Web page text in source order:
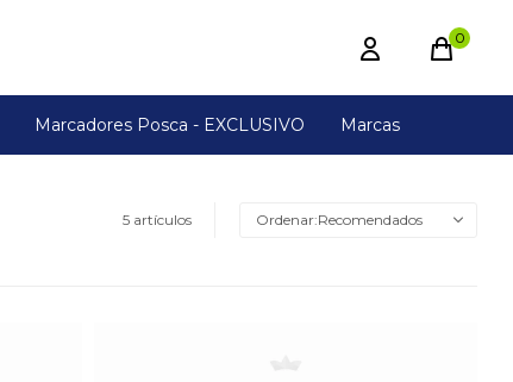
Marcadores Posca - EXCLUSIVO Marcas
0
5 artículos Recomendados